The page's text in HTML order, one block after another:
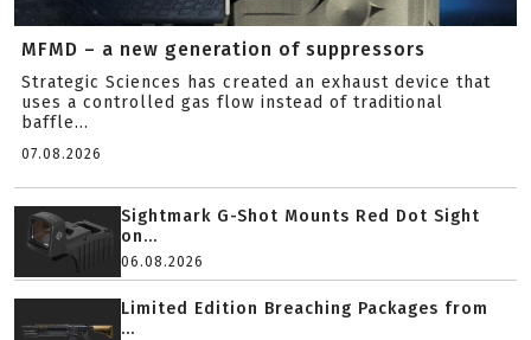
MFMD – a new generation of suppressors
Strategic Sciences has created an exhaust device that
uses a controlled gas flow instead of traditional
baffle...
07.08.2026
Sightmark G-Shot Mounts Red Dot Sight
on...
06.08.2026
Limited Edition Breaching Packages from
...